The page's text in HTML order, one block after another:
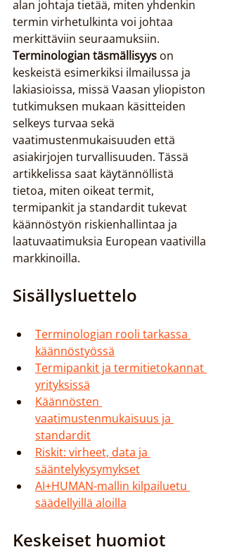
alan johtaja tietää, miten yhdenkin
termin virhetulkinta voi johtaa
merkittäviin seuraamuksiin.
Terminologian täsmällisyys on
keskeistä esimerkiksi ilmailussa ja
lakiasioissa, missä Vaasan yliopiston
tutkimuksen mukaan käsitteiden
selkeys turvaa sekä
vaatimustenmukaisuuden että
asiakirjojen turvallisuuden. Tässä
artikkelissa saat käytännöllistä
tietoa, miten oikeat termit,
termipankit ja standardit tukevat
käännöstyön riskienhallintaa ja
laatuvaatimuksia European vaativilla
markkinoilla.
Sisällysluettelo
Terminologian rooli tarkassa
käännöstyössä
Termipankit ja termitietokannat
yrityksissä
Käännösten
vaatimustenmukaisuus ja
standardit
Riskit: virheet, data ja
sääntelykysymykset
AI+HUMAN-mallin kilpailuetu
säädellyillä aloilla
Keskeiset huomiot